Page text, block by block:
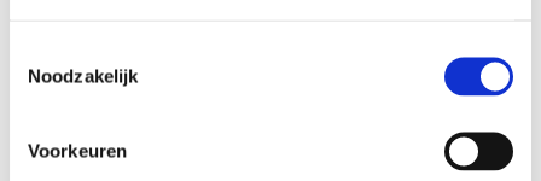
Noodzakelijk
Voorkeuren